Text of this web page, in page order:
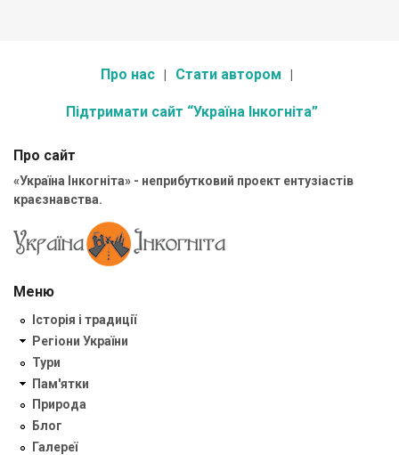
Про нас Стати автором
Підтримати сайт “Україна Інкогніта”
Про сайт
«Україна Інкогніта» - неприбутковий проект ентузіастів
краєзнавства.
Меню
Історія і традиції
Регіони України
Тури
Пам'ятки
Природа
Блог
Галереї